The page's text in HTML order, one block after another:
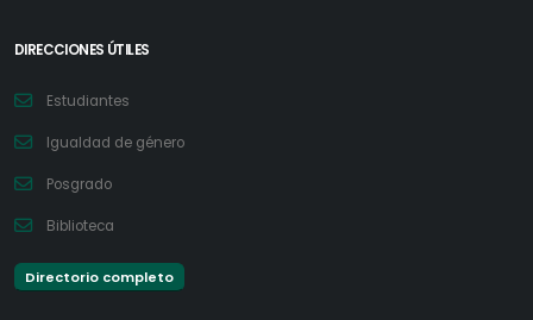
DIRECCIONES ÚTILES
Estudiantes
Igualdad de género
Posgrado
Biblioteca
Directorio completo